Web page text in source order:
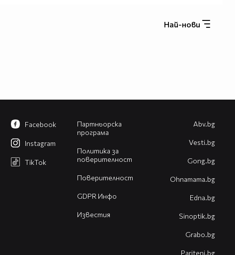
Най-нови
Партньорска
програма
Политика за
поверителност
Поверителност
GDPR Инфо
Известия
Facebook
Instagram
TikTok
Abv.bg
Vesti.bg
Gong.bg
Оhnamama.bg
Edna.bg
Sinoptik.bg
Grabo.bg
Pariteni.bg